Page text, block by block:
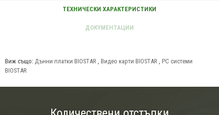
Виж също: Дънни платки BIOSTAR , Видео карти BIOSTAR , PC системи
BIOSTAR